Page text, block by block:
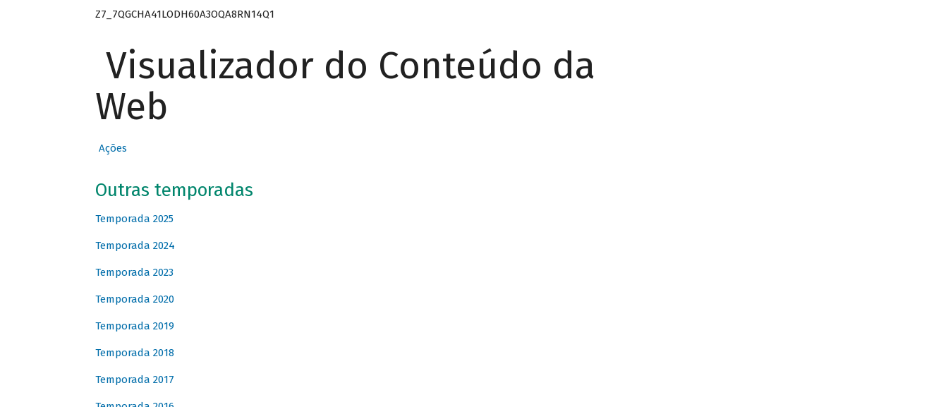
Z7_7QGCHA41LODH60A3OQA8RN14Q1
Visualizador do Conteúdo da
Web
Ações
Outras temporadas
Temporada 2025
Temporada 2024
Temporada 2023
Temporada 2020
Temporada 2019
Temporada 2018
Temporada 2017